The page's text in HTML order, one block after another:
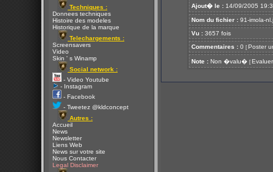
Techniques :
Donnees techniques
Histoire des modeles
Historique de la marque
Telechargements :
Screensavers
Video
Skin ' s Winamp
Social network :
- Video Youtube
- Instagram
- Facebook
- Tweetez @kldconcept
Autres :
Accueil
News
Newsletter
Liens Web
News sur votre site
Nous Contacter
Legal Disclaimer
Ajout� le : 14/09/2005
Nom du fichier : 91-imola-
Vu : 3657 fois
Commentaires : 0 [ Poster
Note : Non �valu� [ Evaluer